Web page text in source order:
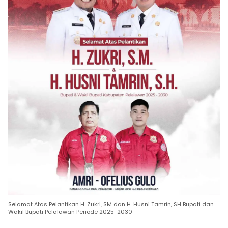
Selamat Atas Pelantikan H. Zukri, SM dan H. Husni Tamrin, SH Bupati dan
Wakil Bupati Pelalawan Periode 2025-2030